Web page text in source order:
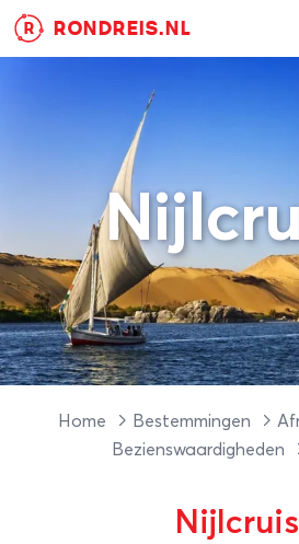
R RONDREIS.NL
Home Bestemmingen
Bezienswaardigheden